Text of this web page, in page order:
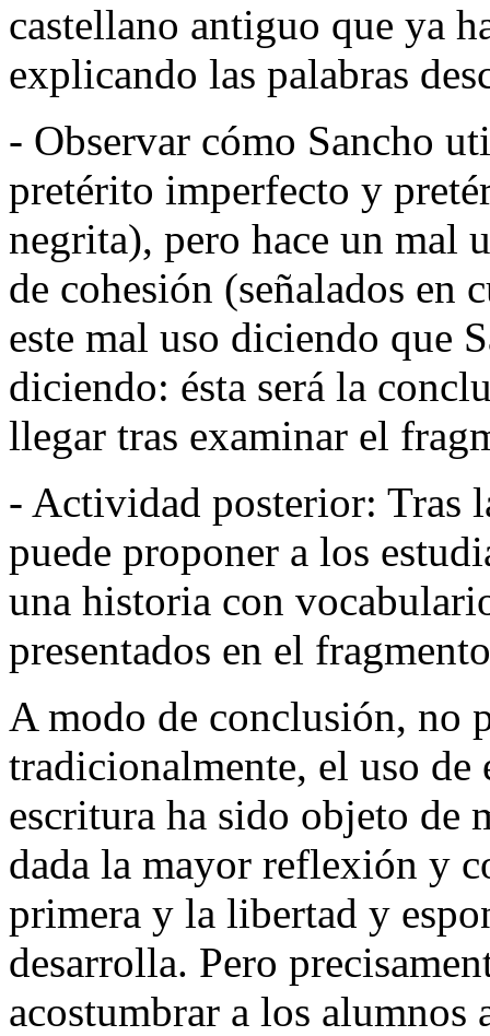
castellano antiguo que ya
explicando las palabras
- Observar cómo Sancho
pretérito imperfecto y
negrita), pero hace un mal
de cohesión (señalados en
este mal uso diciendo que
diciendo: ésta será la
llegar tras examinar el
- Actividad posterior: Tras
puede proponer a los
una historia con
presentados en el
A modo de conclusión, no
tradicionalmente, el uso de
escritura ha sido objeto de
dada la mayor reflexión y
primera y la libertad y
desarrolla. Pero
acostumbrar a los